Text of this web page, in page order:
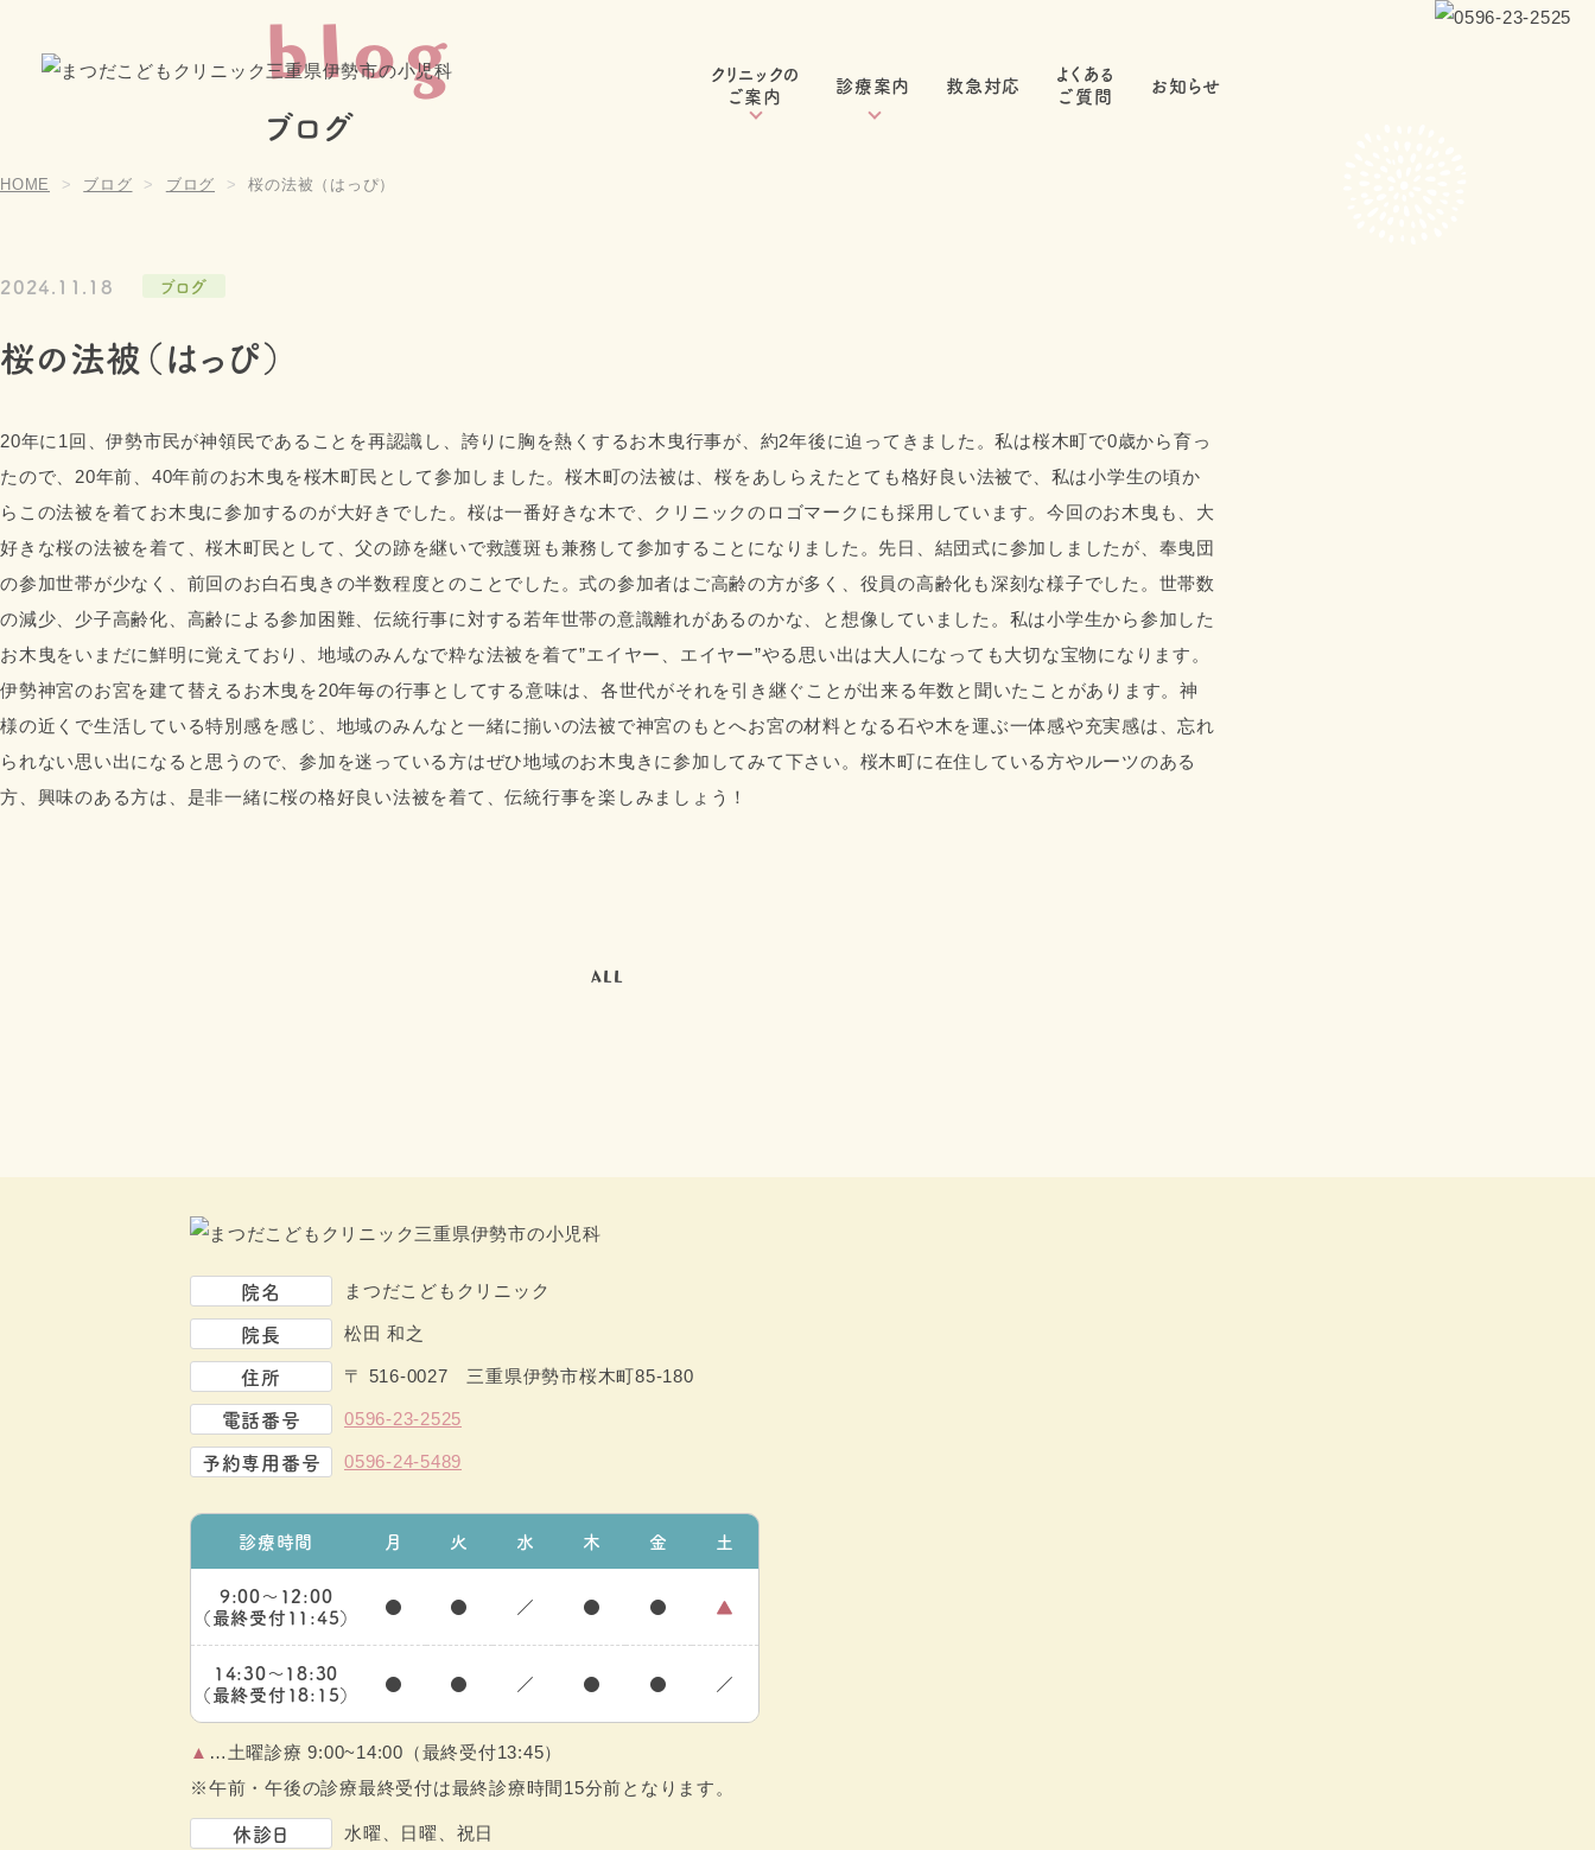
クリニックの
ご案内
診療案内 救急対応
よくある
ご質問
お知らせ
blog
ブログ
HOME ブログ ブログ 桜の法被（はっぴ）
2024.11.18 ブログ
桜の法被（はっぴ）
20年に1回、伊勢市民が神領民であることを再認識し、誇りに胸を熱くするお木曳行事が、約2年後に迫ってきました。私は桜木町で0歳から育っ
たので、20年前、40年前のお木曳を桜木町民として参加しました。桜木町の法被は、桜をあしらえたとても格好良い法被で、私は小学生の頃か
らこの法被を着てお木曳に参加するのが大好きでした。桜は一番好きな木で、クリニックのロゴマークにも採用しています。今回のお木曳も、大
好きな桜の法被を着て、桜木町民として、父の跡を継いで救護斑も兼務して参加することになりました。先日、結団式に参加しましたが、奉曳団
の参加世帯が少なく、前回のお白石曳きの半数程度とのことでした。式の参加者はご高齢の方が多く、役員の高齢化も深刻な様子でした。世帯数
の減少、少子高齢化、高齢による参加困難、伝統行事に対する若年世帯の意識離れがあるのかな、と想像していました。私は小学生から参加した
お木曳をいまだに鮮明に覚えており、地域のみんなで粋な法被を着て”エイヤー、エイヤー”やる思い出は大人になっても大切な宝物になります。
伊勢神宮のお宮を建て替えるお木曳を20年毎の行事としてする意味は、各世代がそれを引き継ぐことが出来る年数と聞いたことがあります。神
様の近くで生活している特別感を感じ、地域のみんなと一緒に揃いの法被で神宮のもとへお宮の材料となる石や木を運ぶ一体感や充実感は、忘れ
られない思い出になると思うので、参加を迷っている方はぜひ地域のお木曳きに参加してみて下さい。桜木町に在住している方やルーツのある
方、興味のある方は、是非一緒に桜の格好良い法被を着て、伝統行事を楽しみましょう！
ALL
院名 まつだこどもクリニック
院長 松田 和之
住所 〒 516-0027 三重県伊勢市桜木町85-180
電話番号 0596-23-2525
予約専用番号 0596-24-5489
診療時間 月 火 水 木 金 土
9:00～12:00
（最終受付11:45）
● ● ／ ● ● ▲
14:30～18:30
（最終受付18:15）
● ● ／ ● ● ／
▲ …土曜診療 9:00~14:00（最終受付13:45）
※午前・午後の診療最終受付は最終診療時間15分前となります。
休診日 水曜、日曜、祝日